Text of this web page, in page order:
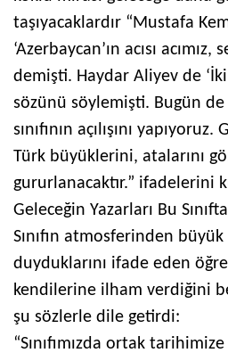
taşıyacaklardır “Mustafa
‘Azerbaycan’ın acısı
demişti. Haydar Aliyev de
sözünü söylemişti. Bugün
sınıfının açılışını
Türk büyüklerini, atalarını
gururlanacaktır.” ifadelerini
Geleceğin Yazarları Bu
Sınıfın atmosferinden
duyduklarını ifade eden
kendilerine ilham verdiğini
şu sözlerle dile getirdi:
“Sınıfımızda ortak